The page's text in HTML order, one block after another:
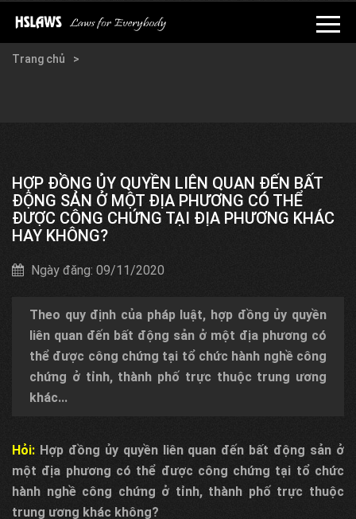
Trang chủ
HỢP ĐỒNG ỦY QUYỀN LIÊN QUAN ĐẾN BẤT
ĐỘNG SẢN Ở MỘT ĐỊA PHƯƠNG CÓ THỂ
ĐƯỢC CÔNG CHỨNG TẠI ĐỊA PHƯƠNG KHÁC
HAY KHÔNG?
Ngày đăng: 09/11/2020
Theo quy định của pháp luật, hợp đồng ủy quyền
liên quan đến bất động sản ở một địa phương có
thể được công chứng tại tổ chức hành nghề công
chứng ở tỉnh, thành phố trực thuộc trung ương
khác...
Hỏi: Hợp đồng ủy quyền liên quan đến bất động sản ở
một địa phương có thể được công chứng tại tổ chức
hành nghề công chứng ở tỉnh, thành phố trực thuộc
trung ương khác không?